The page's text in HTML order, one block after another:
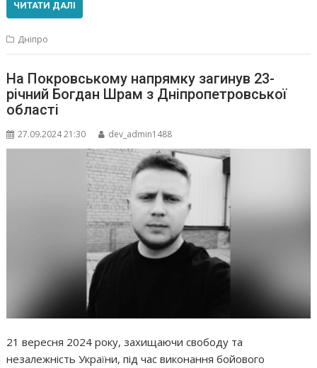
ЧИТАТИ ДАЛІ
Дніпро
На Покровському напрямку загинув 23-
річний Богдан Шрам з Дніпропетровської
області
27.09.2024 21:30 dev_admin1488
21 вересня 2024 року, захищаючи свободу та
незалежність України, під час виконання бойового